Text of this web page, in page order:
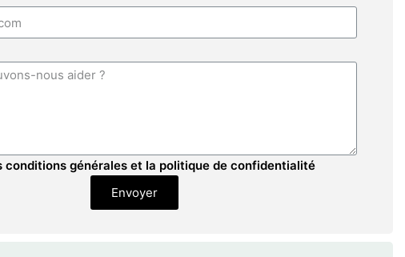
conditions générales et la politique de confidentialité
Envoyer